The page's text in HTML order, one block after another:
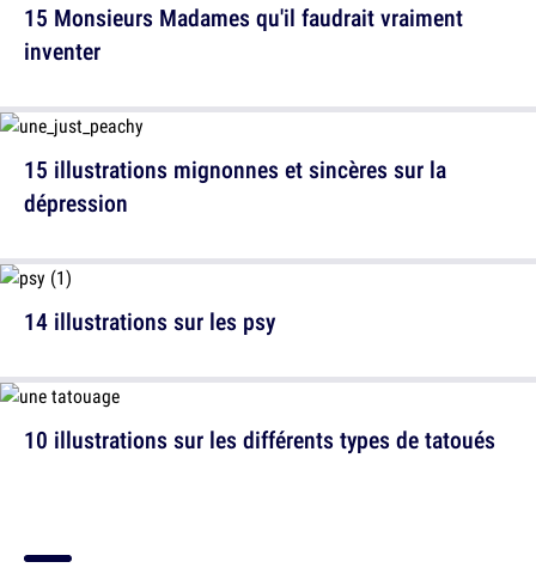
15 illustrations mignonnes et sincères sur la
dépression
10 illustrations sur les différents types de tatoués
15 Monsieurs Madames qu'il faudrait vraiment
inventer
14 illustrations sur les psy